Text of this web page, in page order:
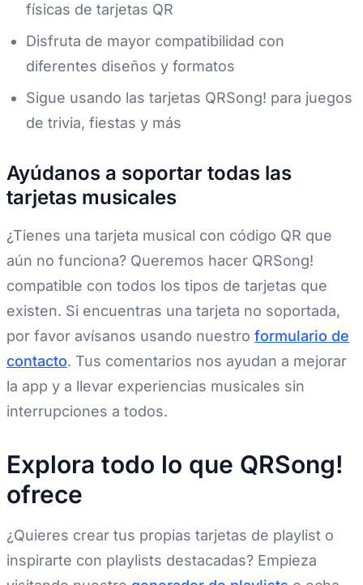
físicas de tarjetas QR
Disfruta de mayor compatibilidad con
diferentes diseños y formatos
Sigue usando las tarjetas QRSong! para juegos
de trivia, fiestas y más
Ayúdanos a soportar todas las
tarjetas musicales
¿Tienes una tarjeta musical con código QR que
aún no funciona? Queremos hacer QRSong!
compatible con todos los tipos de tarjetas que
existen. Si encuentras una tarjeta no soportada,
por favor avísanos usando nuestro formulario de
contacto. Tus comentarios nos ayudan a mejorar
la app y a llevar experiencias musicales sin
interrupciones a todos.
Explora todo lo que QRSong!
ofrece
¿Quieres crear tus propias tarjetas de playlist o
inspirarte con playlists destacadas? Empieza